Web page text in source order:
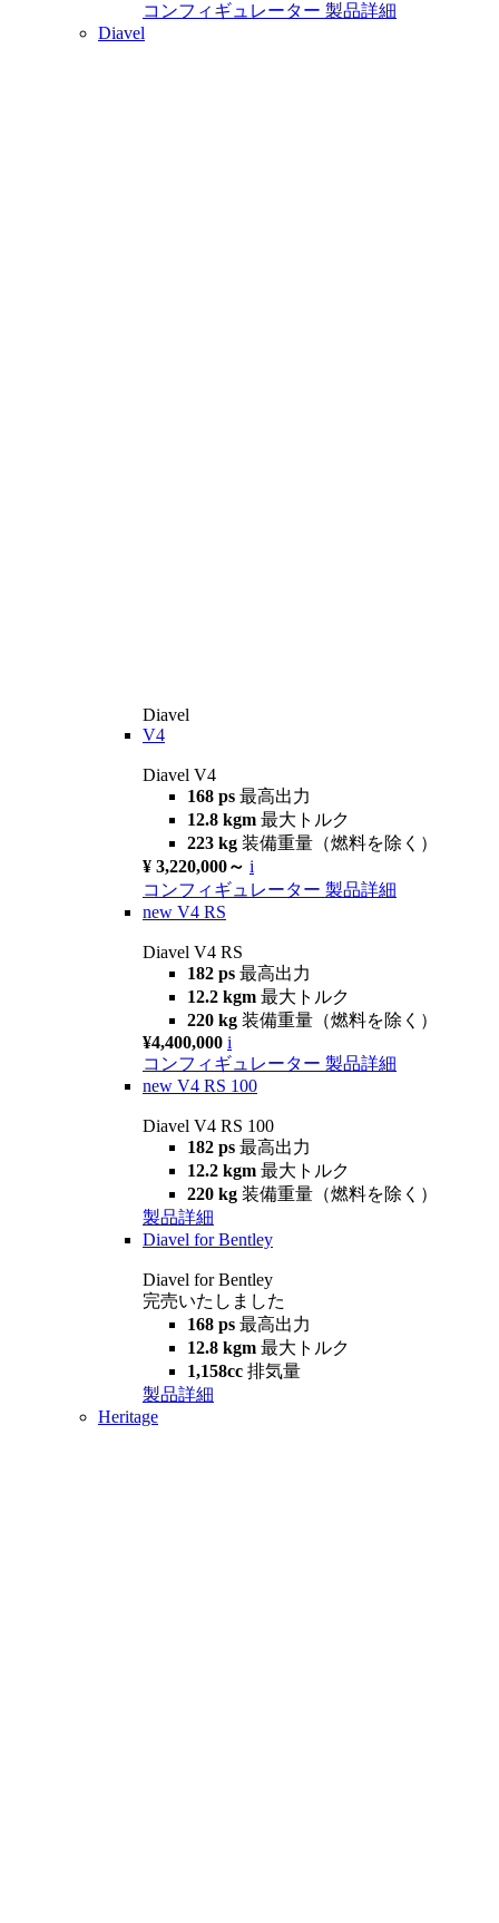
コンフィギュレーター 製品詳細
Diavel
Diavel
V4
Diavel V4
168 ps 最高出力
12.8 kgm 最大トルク
223 kg 装備重量（燃料を除く）
¥ 3,220,000～ i
コンフィギュレーター 製品詳細
new V4 RS
Diavel V4 RS
182 ps 最高出力
12.2 kgm 最大トルク
220 kg 装備重量（燃料を除く）
¥4,400,000 i
コンフィギュレーター 製品詳細
new V4 RS 100
Diavel V4 RS 100
182 ps 最高出力
12.2 kgm 最大トルク
220 kg 装備重量（燃料を除く）
製品詳細
Diavel for Bentley
Diavel for Bentley
完売いたしました
168 ps 最高出力
12.8 kgm 最大トルク
1,158cc 排気量
製品詳細
Heritage